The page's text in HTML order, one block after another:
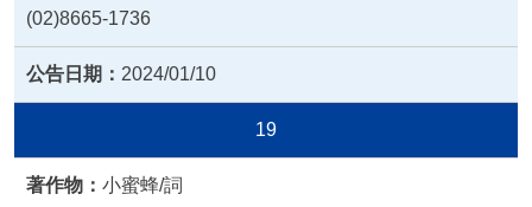
(02)8665-1736
2024/01/10
19
小蜜蜂/詞